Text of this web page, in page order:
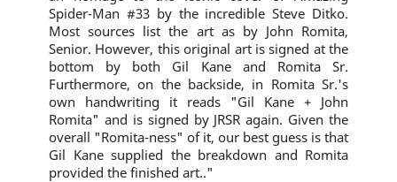
Spider-Man #33 by the incredible Steve Ditko.
Most sources list the art as by John Romita,
Senior. However, this original art is signed at the
bottom by both Gil Kane and Romita Sr.
Furthermore, on the backside, in Romita Sr.'s
own handwriting it reads "Gil Kane + John
Romita" and is signed by JRSR again. Given the
overall "Romita-ness" of it, our best guess is that
Gil Kane supplied the breakdown and Romita
provided the finished art.."